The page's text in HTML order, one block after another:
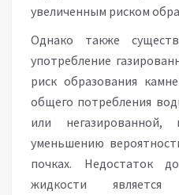
увеличенным риском
Однако также
употребление
риск образования
общего потребления
или негазированной,
уменьшению
почках. Недостаток
жидкости